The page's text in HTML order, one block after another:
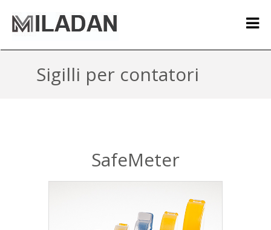
Sigilli per contatori
SafeMeter